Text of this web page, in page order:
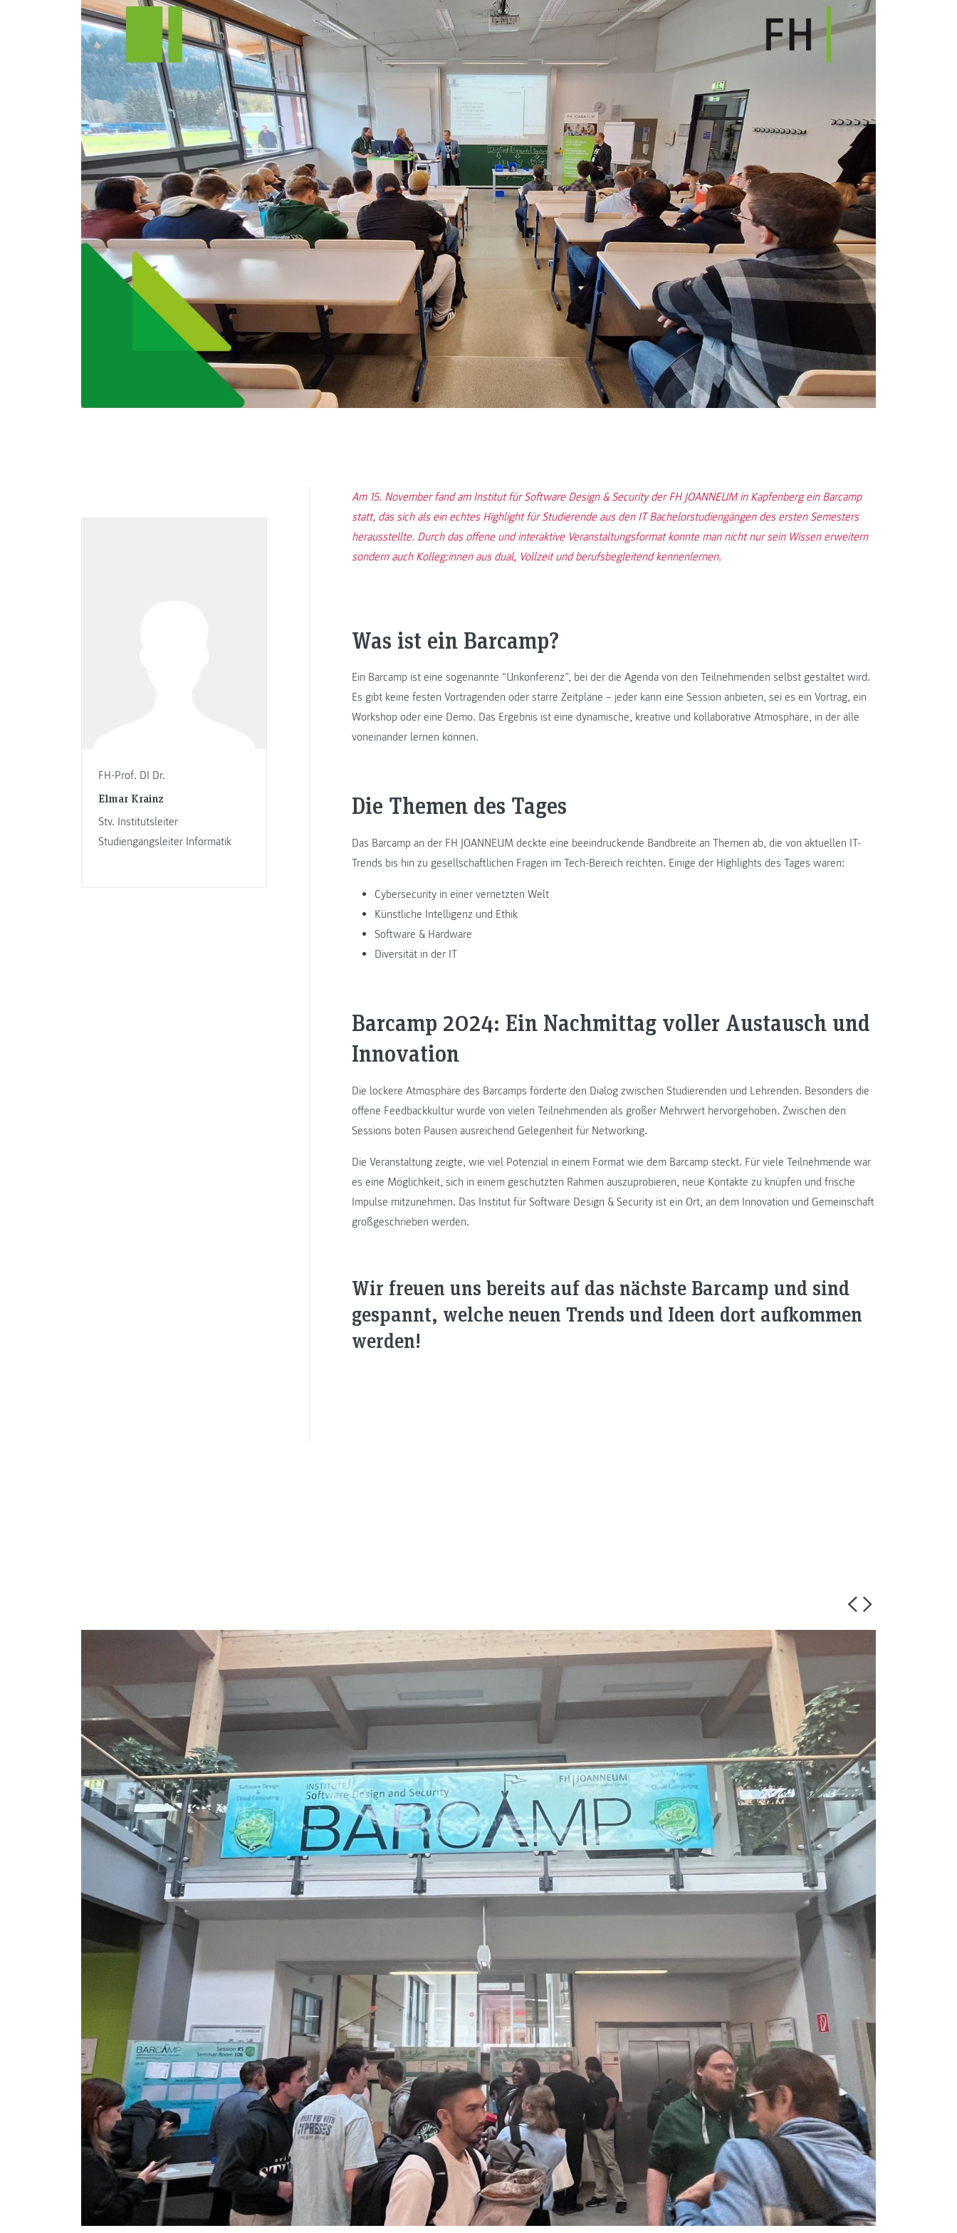
FH-Prof. DI Dr.
Elmar Krainz
Stv. Institutsleiter
Studiengangsleiter Informatik
Am 15. November fand am Institut für Software Design & Security der FH JOANNEUM in Kapfenberg ein Barcamp
statt, das sich als ein echtes Highlight für Studierende aus den IT Bachelorstudiengängen des ersten Semesters
herausstellte. Durch das offene und interaktive Veranstaltungsformat konnte man nicht nur sein Wissen erweitern
sondern auch Kolleg:innen aus dual, Vollzeit und berufsbegleitend kennenlernen.
Was ist ein Barcamp?
Ein Barcamp ist eine sogenannte “Unkonferenz”, bei der die Agenda von den Teilnehmenden selbst gestaltet wird.
Es gibt keine festen Vortragenden oder starre Zeitpläne – jeder kann eine Session anbieten, sei es ein Vortrag, ein
Workshop oder eine Demo. Das Ergebnis ist eine dynamische, kreative und kollaborative Atmosphäre, in der alle
voneinander lernen können.
Die Themen des Tages
Das Barcamp an der FH JOANNEUM deckte eine beeindruckende Bandbreite an Themen ab, die von aktuellen IT-
Trends bis hin zu gesellschaftlichen Fragen im Tech-Bereich reichten. Einige der Highlights des Tages waren:
Cybersecurity in einer vernetzten Welt
Künstliche Intelligenz und Ethik
Software & Hardware
Diversität in der IT
Barcamp 2024: Ein Nachmittag voller Austausch und
Innovation
Die lockere Atmosphäre des Barcamps förderte den Dialog zwischen Studierenden und Lehrenden. Besonders die
offene Feedbackkultur wurde von vielen Teilnehmenden als großer Mehrwert hervorgehoben. Zwischen den
Sessions boten Pausen ausreichend Gelegenheit für Networking.
Die Veranstaltung zeigte, wie viel Potenzial in einem Format wie dem Barcamp steckt. Für viele Teilnehmende war
es eine Möglichkeit, sich in einem geschützten Rahmen auszuprobieren, neue Kontakte zu knüpfen und frische
Impulse mitzunehmen. Das Institut für Software Design & Security ist ein Ort, an dem Innovation und Gemeinschaft
großgeschrieben werden.
Wir freuen uns bereits auf das nächste Barcamp und sind
gespannt, welche neuen Trends und Ideen dort aufkommen
werden!